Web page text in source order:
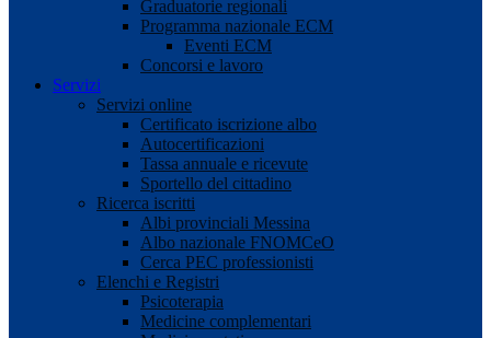
Graduatorie regionali
Programma nazionale ECM
Eventi ECM
Concorsi e lavoro
Servizi
Servizi online
Certificato iscrizione albo
Autocertificazioni
Tassa annuale e ricevute
Sportello del cittadino
Ricerca iscritti
Albi provinciali Messina
Albo nazionale FNOMCeO
Cerca PEC professionisti
Elenchi e Registri
Psicoterapia
Medicine complementari